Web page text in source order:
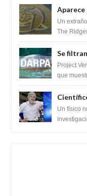
Aparece
Unido
Un
The
Se
SARS-
Project
que
prueba
Un físico